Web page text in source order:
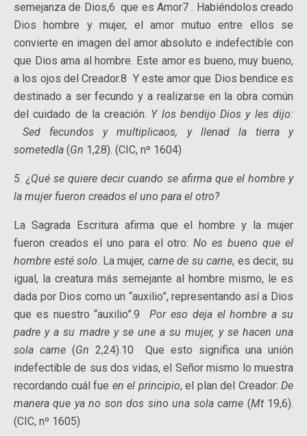
semejanza de Dios,6 que es Amor7 . Habiéndolos creado
Dios hombre y mujer, el amor mutuo entre ellos se
convierte en imagen del amor absoluto e indefectible con
que Dios ama al hombre. Este amor es bueno, muy bueno,
a los ojos del Creador.8 Y este amor que Dios bendice es
destinado a ser fecundo y a realizarse en la obra común
del cuidado de la creación. Y los bendijo Dios y les dijo:
Sed fecundos y multiplicaos, y llenad la tierra y
sometedla (Gn 1,28). (CIC, nº 1604)
5. ¿Qué se quiere decir cuando se afirma que el hombre y
la mujer fueron creados el uno para el otro?
La Sagrada Escritura afirma que el hombre y la mujer
fueron creados el uno para el otro:No es bueno que el
hombre esté solo. La mujer, carne de su carne, es decir, su
igual, la creatura más semejante al hombre mismo, le es
dada por Dios como un “auxilio”, representando así a Dios
que es nuestro “auxilio”.9Por eso deja el hombre a su
padre y a su madre y se une a su mujer, y se hacen una
sola carne(Gn 2,24).10 Que esto significa una unión
indefectible de sus dos vidas, el Señor mismo lo muestra
recordando cuál fue en el principio, el plan del Creador: De
manera que ya no son dos sino una sola carne (Mt19,6).
(CIC, nº 1605)